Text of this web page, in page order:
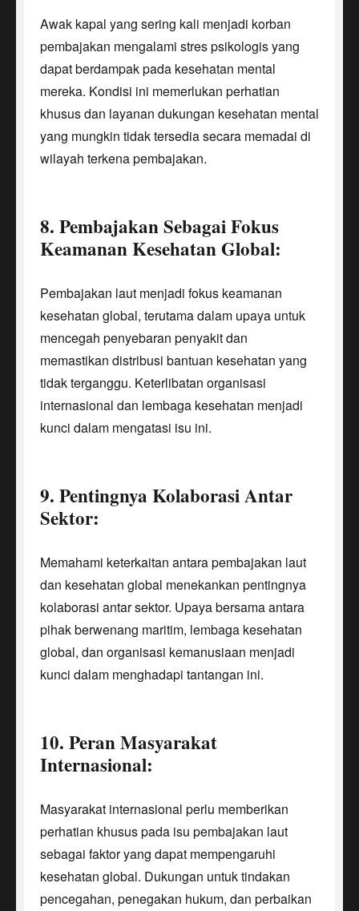
Awak kapal yang sering kali menjadi korban
pembajakan mengalami stres psikologis yang
dapat berdampak pada kesehatan mental
mereka. Kondisi ini memerlukan perhatian
khusus dan layanan dukungan kesehatan mental
yang mungkin tidak tersedia secara memadai di
wilayah terkena pembajakan.
8. Pembajakan Sebagai Fokus
Keamanan Kesehatan Global:
Pembajakan laut menjadi fokus keamanan
kesehatan global, terutama dalam upaya untuk
mencegah penyebaran penyakit dan
memastikan distribusi bantuan kesehatan yang
tidak terganggu. Keterlibatan organisasi
internasional dan lembaga kesehatan menjadi
kunci dalam mengatasi isu ini.
9. Pentingnya Kolaborasi Antar
Sektor:
Memahami keterkaitan antara pembajakan laut
dan kesehatan global menekankan pentingnya
kolaborasi antar sektor. Upaya bersama antara
pihak berwenang maritim, lembaga kesehatan
global, dan organisasi kemanusiaan menjadi
kunci dalam menghadapi tantangan ini.
10. Peran Masyarakat
Internasional:
Masyarakat internasional perlu memberikan
perhatian khusus pada isu pembajakan laut
sebagai faktor yang dapat mempengaruhi
kesehatan global. Dukungan untuk tindakan
pencegahan, penegakan hukum, dan perbaikan